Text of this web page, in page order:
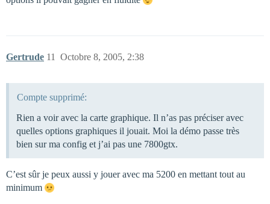
Gertrude Octobre 8, 2005, 2:38
11
Compte supprimé:
Rien a voir avec la carte graphique. Il n’as pas préciser avec
quelles options graphiques il jouait. Moi la démo passe très
bien sur ma config et j’ai pas une 7800gtx.
C’est sûr je peux aussi y jouer avec ma 5200 en mettant tout au
minimum